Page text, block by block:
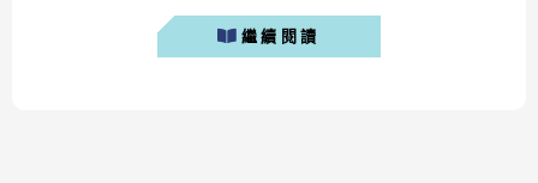
的耳機，不僅擁有出色的音質，更具備單次使用 9小時的
驚人續航。 Marley Liberate Air 開箱 ...
繼續閱讀